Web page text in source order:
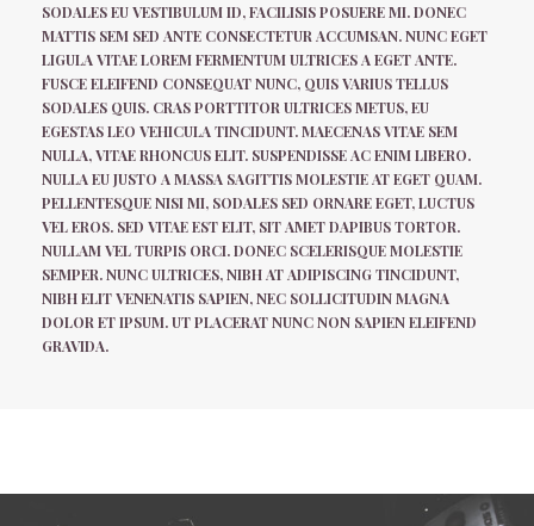
SODALES EU VESTIBULUM ID, FACILISIS POSUERE MI. DONEC
MATTIS SEM SED ANTE CONSECTETUR ACCUMSAN. NUNC EGET
LIGULA VITAE LOREM FERMENTUM ULTRICES A EGET ANTE.
FUSCE ELEIFEND CONSEQUAT NUNC, QUIS VARIUS TELLUS
SODALES QUIS. CRAS PORTTITOR ULTRICES METUS, EU
EGESTAS LEO VEHICULA TINCIDUNT. MAECENAS VITAE SEM
NULLA, VITAE RHONCUS ELIT. SUSPENDISSE AC ENIM LIBERO.
NULLA EU JUSTO A MASSA SAGITTIS MOLESTIE AT EGET QUAM.
PELLENTESQUE NISI MI, SODALES SED ORNARE EGET, LUCTUS
VEL EROS. SED VITAE EST ELIT, SIT AMET DAPIBUS TORTOR.
NULLAM VEL TURPIS ORCI. DONEC SCELERISQUE MOLESTIE
SEMPER. NUNC ULTRICES, NIBH AT ADIPISCING TINCIDUNT,
NIBH ELIT VENENATIS SAPIEN, NEC SOLLICITUDIN MAGNA
DOLOR ET IPSUM. UT PLACERAT NUNC NON SAPIEN ELEIFEND
GRAVIDA.